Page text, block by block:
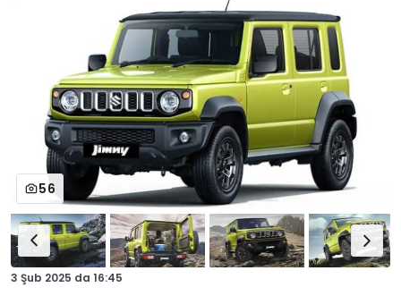
56
3 Şub 2025 da 16:45